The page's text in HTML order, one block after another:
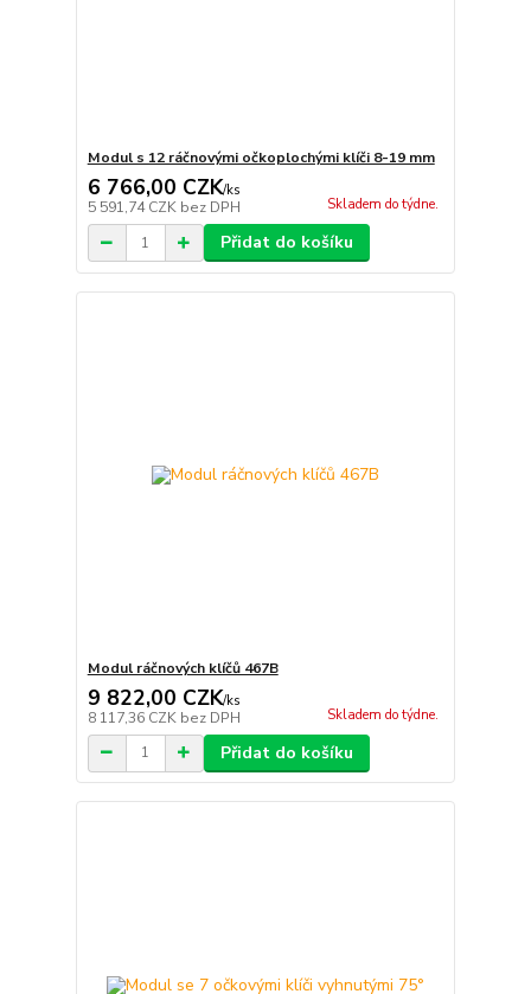
Modul s 12 ráčnovými očkoplochými klíči 8-19 mm
6 766,00 CZK/ks
5 591,74 CZK bez DPH Skladem do týdne.
Přidat do košíku
Modul ráčnových klíčů 467B
9 822,00 CZK/ks
8 117,36 CZK bez DPH Skladem do týdne.
Přidat do košíku